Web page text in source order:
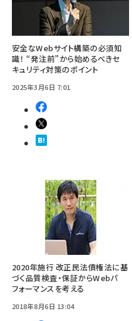
安全なWebサイト構築の必須知
識！ “発注前”から始めるべきセ
キュリティ対策のポイント
2025年3月6日 7:01
2020年施行 改正民法債権法に基
づく品質検査・保証からWebパ
フォーマンスを考える
2018年8月6日 13:04